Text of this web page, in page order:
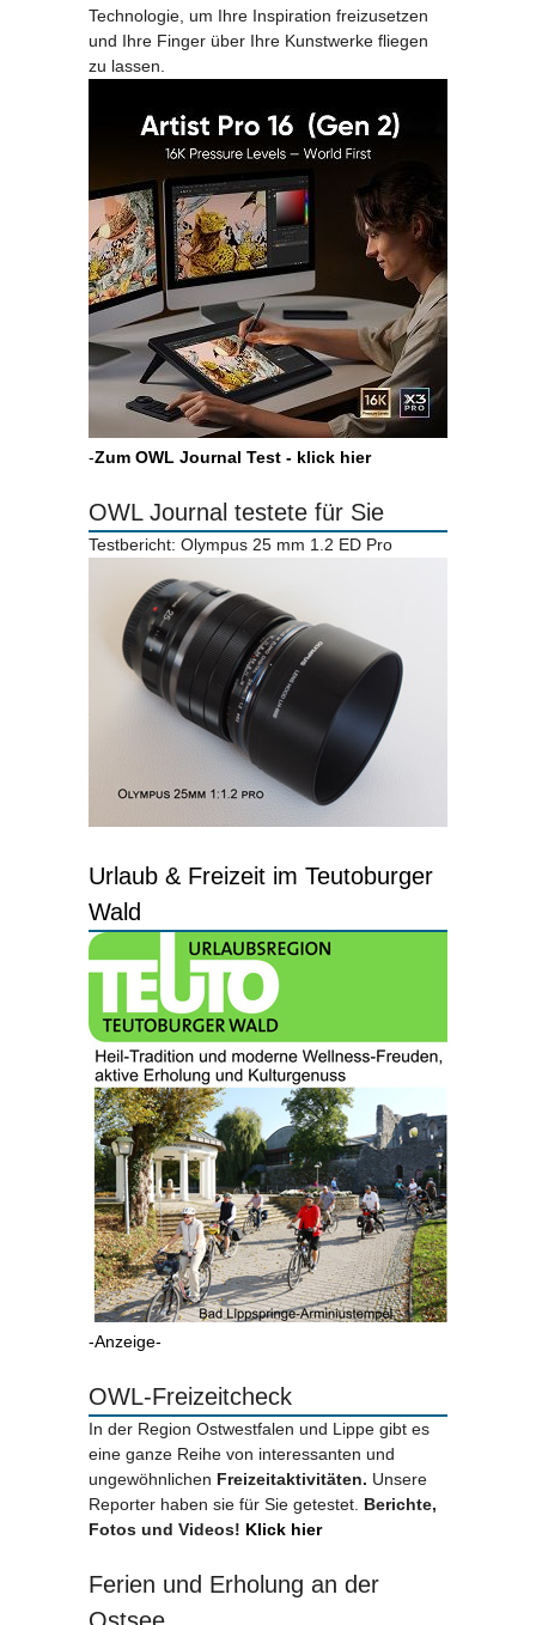
Technologie, um Ihre Inspiration freizusetzen
und Ihre Finger über Ihre Kunstwerke fliegen
zu lassen.
-Zum OWL Journal Test - klick hier
OWL Journal testete für Sie
Testbericht: Olympus 25 mm 1.2 ED Pro
Urlaub & Freizeit im Teutoburger
Wald
-Anzeige-
OWL-Freizeitcheck
In der Region Ostwestfalen und Lippe gibt es
eine ganze Reihe von interessanten und
ungewöhnlichen Freizeitaktivitäten. Unsere
Reporter haben sie für Sie getestet. Berichte,
Fotos und Videos! Klick hier
Ferien und Erholung an der